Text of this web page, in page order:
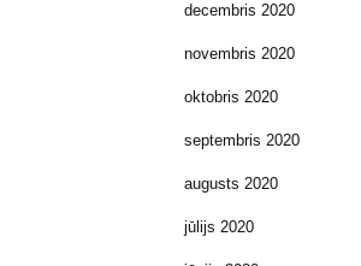
decembris 2020
novembris 2020
oktobris 2020
septembris 2020
augusts 2020
jūlijs 2020